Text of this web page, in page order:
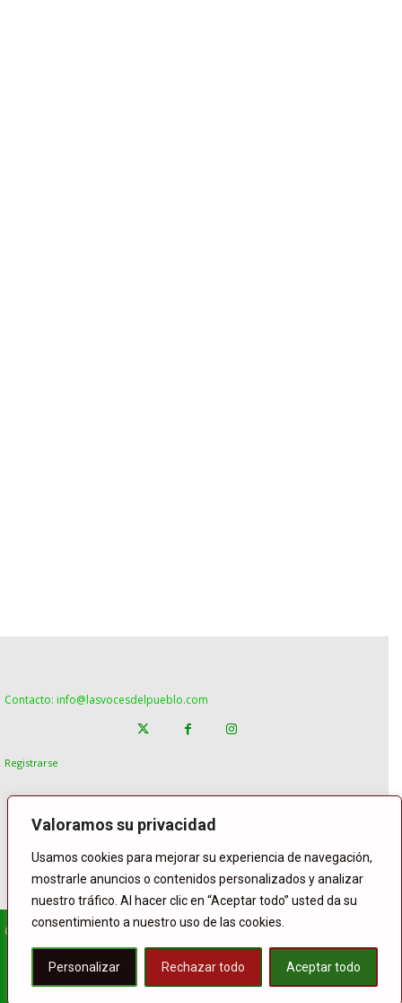
Valoramos su privacidad
Usamos cookies para mejorar su experiencia de navegación,
mostrarle anuncios o contenidos personalizados y analizar
nuestro tráfico. Al hacer clic en “Aceptar todo” usted da su
consentimiento a nuestro uso de las cookies.
Personalizar Rechazar todo Aceptar todo
Contacto: info@lasvocesdelpueblo.com
Registrarse
© Copyright Lasvocesdelpueblo
Homepage POLÍTICA ESPAÑA GENTE
INTERNACIONAL
DEPORTE
El Tiempo Lasvoces
Facebook
TwitterBufferWhatsApp
Compartir